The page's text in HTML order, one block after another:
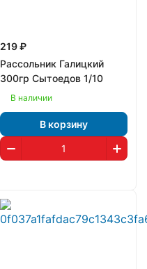
219 ₽
Рассольник Галицкий
300гр Сытоедов 1/10
В наличии
В корзину